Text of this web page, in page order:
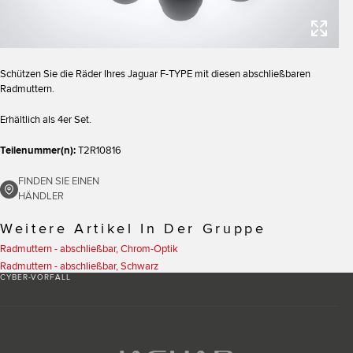
Schützen Sie die Räder Ihres Jaguar F-TYPE mit diesen abschließbaren
Radmuttern.
Erhältlich als 4er Set.
Teilenummer(n):T2R10816
FINDEN SIE EINEN
HÄNDLER
Weitere Artikel In Der Gruppe
Radmuttern - abschließbar, Chrom-Optik
Radmuttern - abschließbar, Schwarz
CYBER-VORFALL